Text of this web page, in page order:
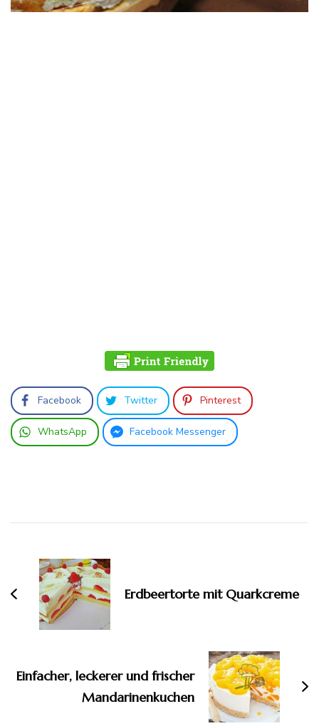
Facebook Twitter Pinterest
WhatsApp Facebook Messenger
Erdbeertorte mit Quarkcreme
Einfacher, leckerer und frischer
Mandarinenkuchen